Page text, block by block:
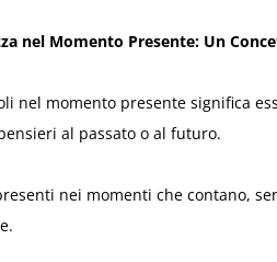
nel Momento Presente: Un
nel momento presente significa
al passato o al futuro.
nei momenti che contano,